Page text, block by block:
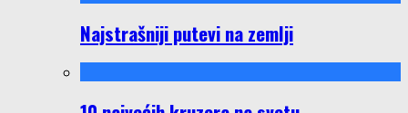
Najstrašniji putevi na zemlji